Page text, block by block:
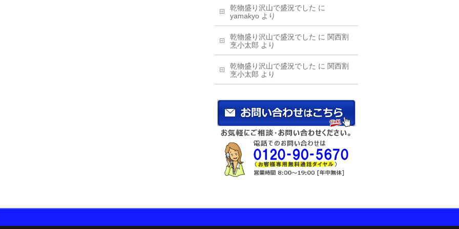
乾物盛り沢山で盛況でした に
yamakyo より
乾物盛り沢山で盛況でした に 関西割
烹小太郎 より
乾物盛り沢山で盛況でした に 関西割
烹小太郎 より